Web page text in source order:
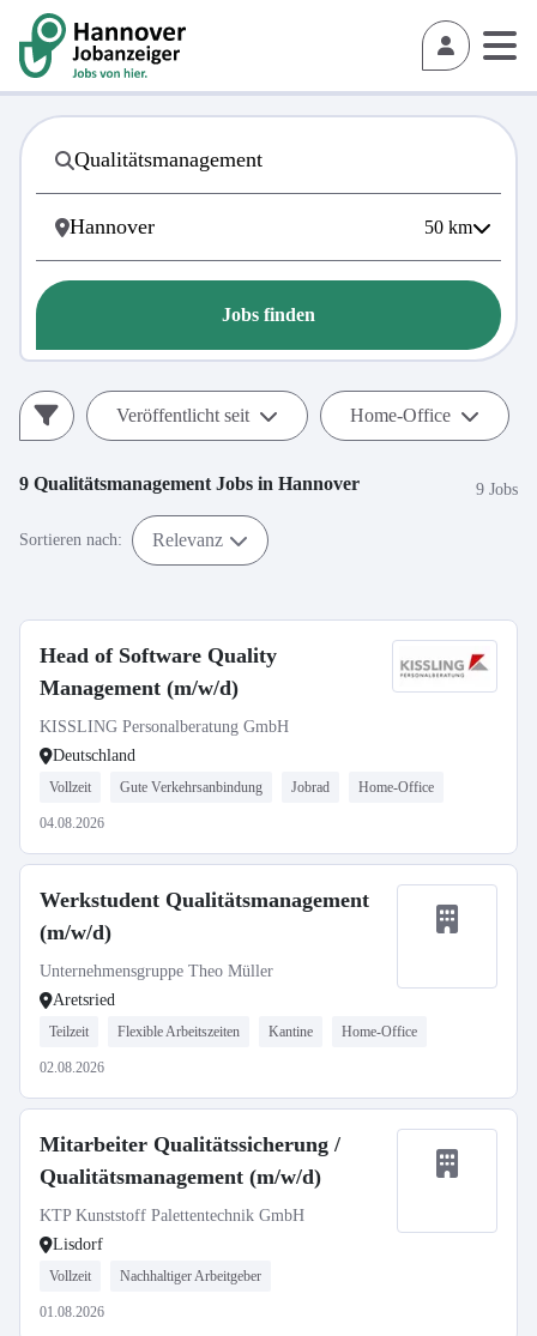
50 km
Jobs finden
Veröffentlicht seit Home-Office
9 Qualitätsmanagement Jobs in Hannover 9 Jobs
Sortieren nach: Relevanz
Head of Software Quality
Management (m/w/d)
KISSLING Personalberatung GmbH
Deutschland
Vollzeit Gute Verkehrsanbindung Jobrad Home-Office
04.08.2026
Werkstudent Qualitätsmanagement
(m/w/d)
Unternehmensgruppe Theo Müller
Aretsried
Teilzeit Flexible Arbeitszeiten Kantine Home-Office
02.08.2026
Mitarbeiter Qualitätssicherung /
Qualitätsmanagement (m/w/d)
KTP Kunststoff Palettentechnik GmbH
Lisdorf
Vollzeit Nachhaltiger Arbeitgeber
01.08.2026